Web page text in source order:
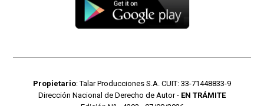
Propietario: Talar Producciones S.A. CUIT: 33-71448833-9
Dirección Nacional de Derecho de Autor - EN TRÁMITE